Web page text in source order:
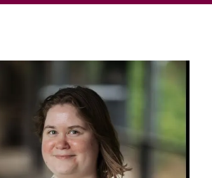
vartojimą ir sveikatos politiką.